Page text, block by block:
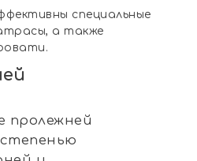
специальные
а также
пролежней